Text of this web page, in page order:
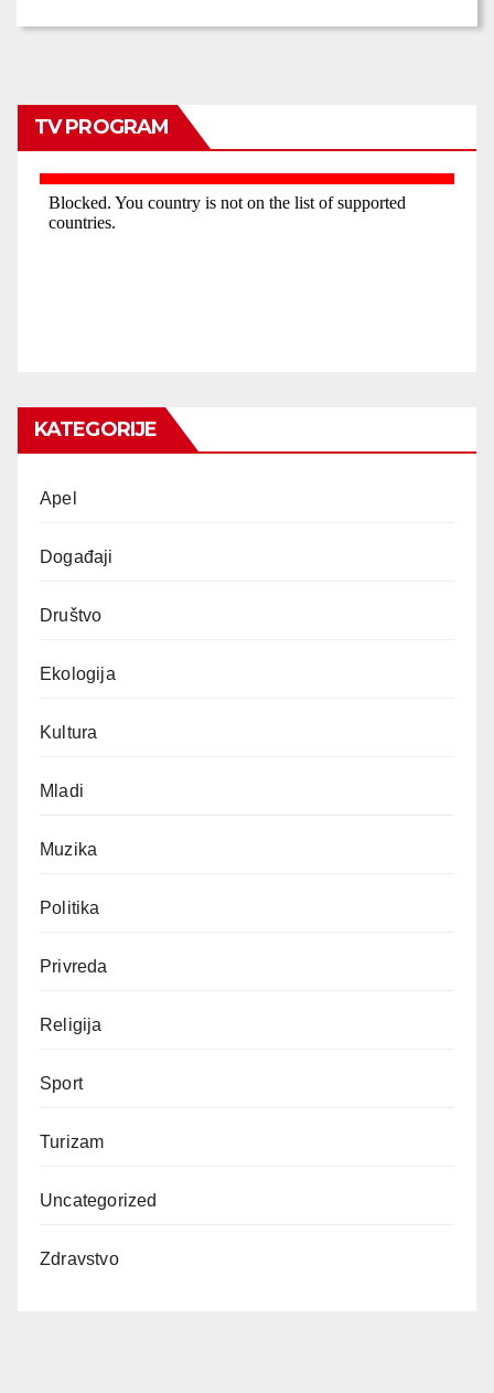
TV PROGRAM
KATEGORIJE
Apel
Događaji
Društvo
Ekologija
Kultura
Mladi
Muzika
Politika
Privreda
Religija
Sport
Turizam
Uncategorized
Zdravstvo